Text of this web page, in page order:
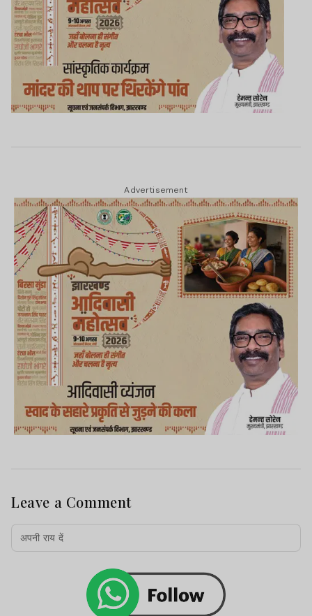
Advertisement
Leave a Comment